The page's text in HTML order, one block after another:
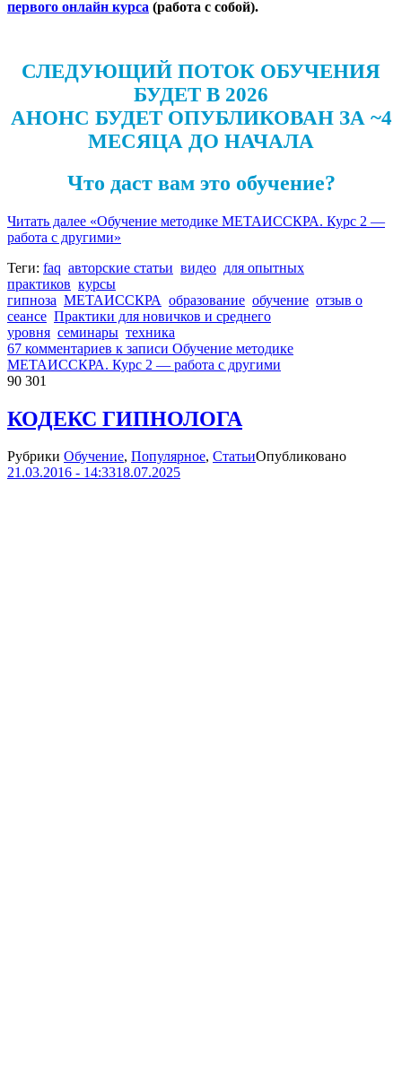
первого онлайн курса (работа с собой).
СЛЕДУЮЩИЙ ПОТОК ОБУЧЕНИЯ
БУДЕТ В 2026
АНОНС БУДЕТ ОПУБЛИКОВАН ЗА ~4
МЕСЯЦА ДО НАЧАЛА
Что даст вам это обучение?
Читать далее «Обучение методике МЕТАИССКРА. Курс 2 —
работа с другими»
Теги: faq авторские статьи видео для опытных
практиков курсы
гипноза МЕТАИССКРА образование обучение отзыв о
сеансе Практики для новичков и среднего
уровня семинары техника
67 комментариев к записи Обучение методике
МЕТАИССКРА. Курс 2 — работа с другими
90 301
КОДЕКС ГИПНОЛОГА
Рубрики Обучение, Популярное, СтатьиОпубликовано
21.03.2016 - 14:3318.07.2025